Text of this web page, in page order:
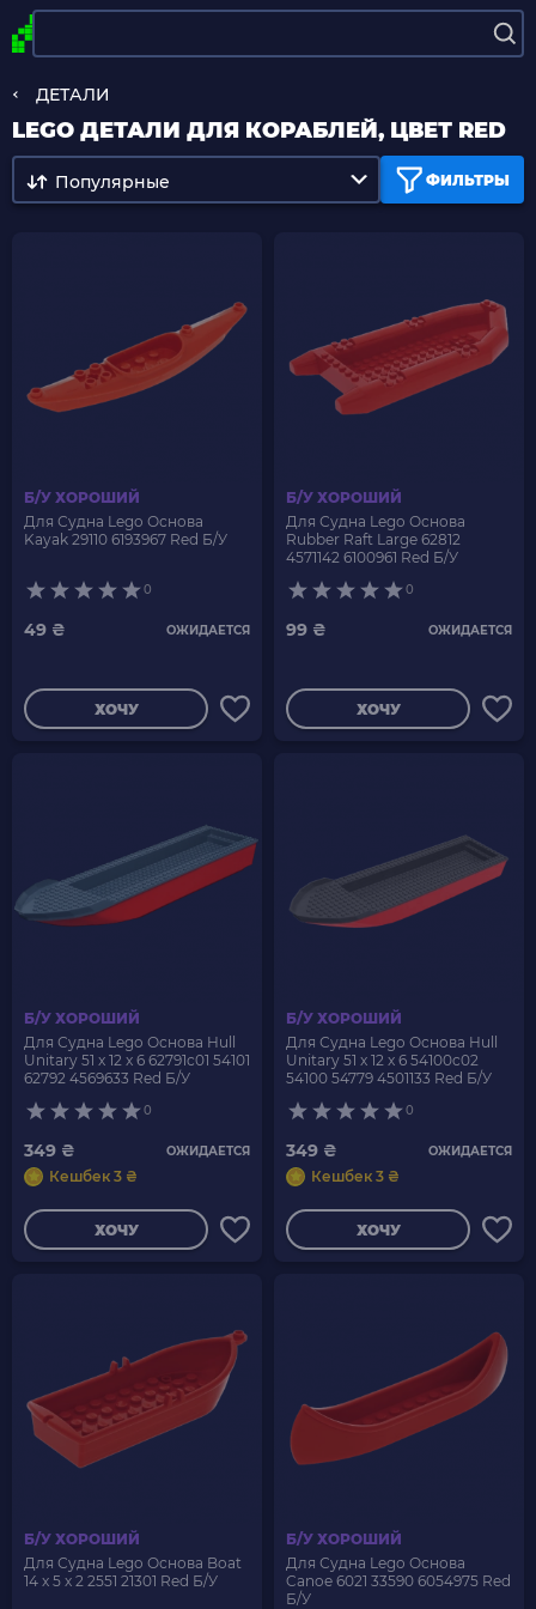
ДЕТАЛИ
LEGO ДЕТАЛИ ДЛЯ КОРАБЛЕЙ, ЦВЕТ RED
ФИЛЬТРЫ
Популярные
Б/У ХОРОШИЙ
Для Судна Lego Основа
Kayak 29110 6193967 Red Б/У
0
49 ₴ ОЖИДАЕТСЯ
ХОЧУ
Б/У ХОРОШИЙ
Для Судна Lego Основа
Rubber Raft Large 62812
4571142 6100961 Red Б/У
0
99 ₴ ОЖИДАЕТСЯ
ХОЧУ
Б/У ХОРОШИЙ
Для Судна Lego Основа Hull
Unitary 51 x 12 x 6 62791c01 54101
62792 4569633 Red Б/У
0
349 ₴ ОЖИДАЕТСЯ
Кешбек 3 ₴
ХОЧУ
Б/У ХОРОШИЙ
Для Судна Lego Основа Hull
Unitary 51 x 12 x 6 54100c02
54100 54779 4501133 Red Б/У
0
349 ₴ ОЖИДАЕТСЯ
Кешбек 3 ₴
ХОЧУ
Б/У ХОРОШИЙ
Для Судна Lego Основа Boat
14 x 5 x 2 2551 21301 Red Б/У
Б/У ХОРОШИЙ
Для Судна Lego Основа
Canoe 6021 33590 6054975 Red
Б/У